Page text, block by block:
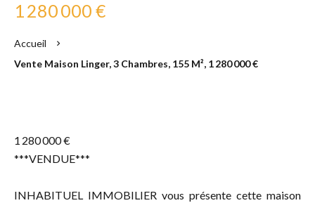
1 280 000 €
Accueil
Vente Maison Linger, 3 Chambres, 155 M², 1 280 000 €
1 280 000 €
***VENDUE***
INHABITUEL IMMOBILIER vous présente cette maison